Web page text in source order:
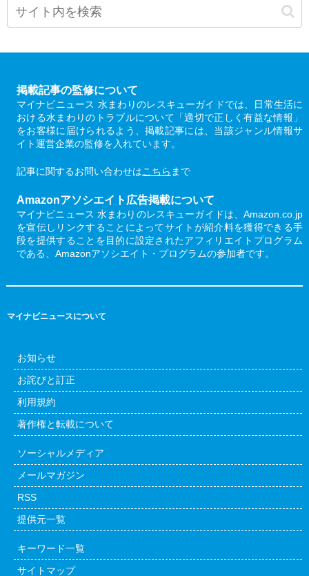
掲載記事の監修について
マイナビニュース 水まわりのレスキューガイドでは、日常生活に
おける水まわりのトラブルについて「適切で正しく有益な情報」
をお客様に届けられるよう、掲載記事には、当該ジャンル情報サ
イト運営企業の監修を入れています。
記事に関するお問い合わせはこちら まで
Amazonアソシエイト広告掲載について
マイナビニュース 水まわりのレスキューガイドは、Amazon.co.jp
を宣伝しリンクすることによってサイトが紹介料を獲得できる手
段を提供することを目的に設定されたアフィリエイトプログラム
である、Amazonアソシエイト・プログラムの参加者です。
マイナビニュースについて
お知らせ
お詫びと訂正
利用規約
著作権と転載について
ソーシャルメディア
メールマガジン
RSS
提供元一覧
キーワード一覧
サイトマップ